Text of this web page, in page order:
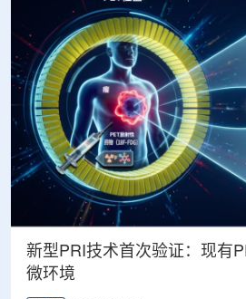
新型PRI技术首次验证：现有
微环境